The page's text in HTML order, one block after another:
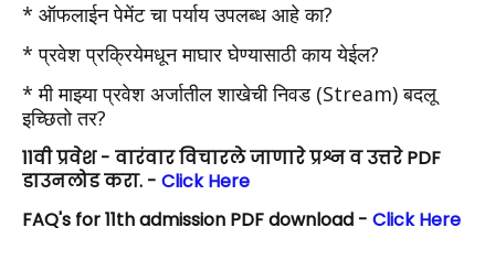
* ऑफलाईन पेमेंट चा पर्याय उपलब्ध आहे का?
* प्रवेश प्रक्रियेमधून माघार घेण्यासाठी काय येईल?
* मी माझ्या प्रवेश अर्जातील शाखेची निवड (Stream) बदलू
इच्छितो तर?
11वी प्रवेश - वारंवार विचारले जाणारे प्रश्न व उत्तरे PDF
डाउनलोड करा. - Click Here
FAQ's for 11th admission PDF download - Click Here